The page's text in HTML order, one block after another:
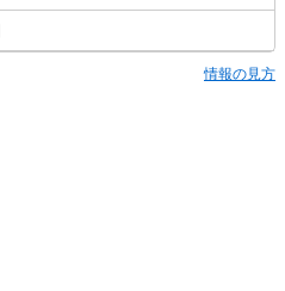
情報の見方